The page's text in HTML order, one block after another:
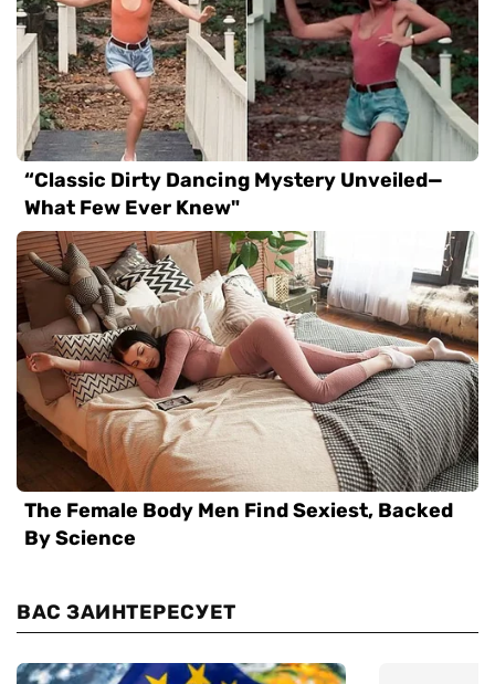
ВАС ЗАИНТЕРЕСУЕТ